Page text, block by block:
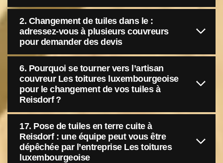
2. Changement de tuiles dans le :
adressez-vous à plusieurs couvreurs
pour demander des devis
6. Pourquoi se tourner vers l’artisan
couvreur Les toitures luxembourgeoise
pour le changement de vos tuiles à
Reisdorf ?
17. Pose de tuiles en terre cuite à
Reisdorf : une équipe peut vous être
dépêchée par l’entreprise Les toitures
luxembourgeoise